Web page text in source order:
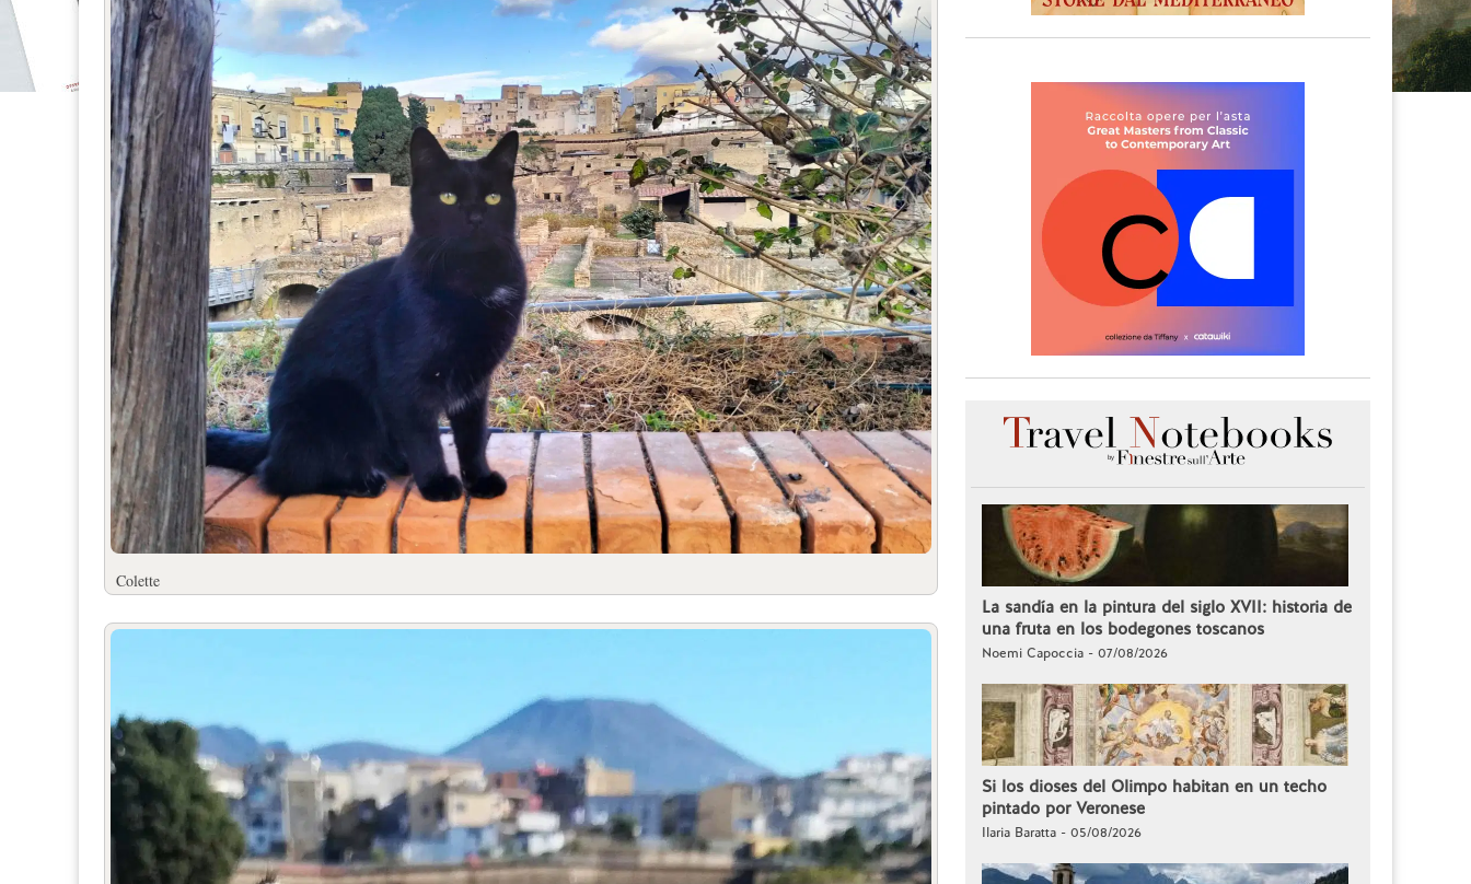
Colette
La sandía en la pintura del siglo XVII: historia de
una fruta en los bodegones toscanos
Noemi Capoccia - 07/08/2026
Si los dioses del Olimpo habitan en un techo
pintado por Veronese
Ilaria Baratta - 05/08/2026